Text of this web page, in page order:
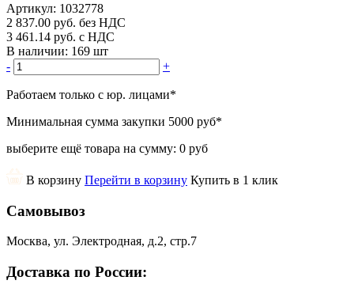
Артикул: 1032778
2 837.00 руб. без НДС
3 461.14 руб. с НДС
В наличии: 169 шт
-
+
Работаем только с юр. лицами*
Минимальная сумма закупки 5000 руб*
выберите ещё товара на сумму: 0 руб
В корзину Перейти в корзину Купить в 1 клик
Самовывоз
Москва, ул. Электродная, д.2, стр.7
Доставка по России: